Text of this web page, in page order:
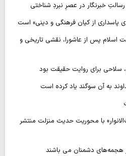
خبرنگار در عصرِ نبردِ شناختی
پاسداری از کیان فرهنگی و دینی» است
اسلام پس از عاشورا، نقشی تاریخی و
سلاحی برای روایت حقیقت بود
به آن سوگند یاد کرده است
با محوریت حدیث منزلت منتشر
هجمه‌های دشمنان می باشند